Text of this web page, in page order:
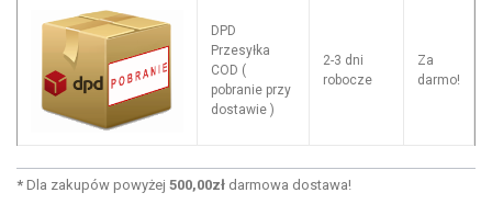
DPD
Przesyłka
COD (
pobranie przy
dostawie )
2-3 dni
robocze
Za
darmo!
* Dla zakupów powyżej 500,00zł darmowa dostawa!